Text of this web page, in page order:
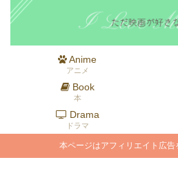
Anime
アニメ
Book
本
Drama
ドラマ
本ページはアフィリエイト広告